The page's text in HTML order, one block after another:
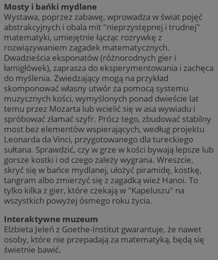
Mosty i bańki mydlane
Wystawa, poprzez zabawę, wprowadza w świat pojęć
abstrakcyjnych i obala mit "nieprzystępnej i trudnej"
matematyki, umiejętnie łącząc rozrywkę z
rozwiązywaniem zagadek matematycznych.
Dwadzieścia eksponatów (różnorodnych gier i
łamigłówek), zaprasza do eksperymentowania i zachęca
do myślenia. Zwiedzający mogą na przykład
skomponować własny utwór za pomocą systemu
muzycznych kości, wymyślonych ponad dwieście lat
temu przez Mozarta lub wcielić się w asa wywiadu i
spróbować złamać szyfr. Prócz tego, zbudować stabilny
most bez elementów wspierających, według projektu
Leonarda da Vinci, przygotowanego dla tureckiego
sułtana. Sprawdzić, czy w grze w kości bywają lepsze lub
gorsze kostki i od czego zależy wygrana. Wreszcie,
skryć się w bańce mydlanej, ułożyć piramidę, kostkę,
tangram albo zmierzyć się z zagadką wież Hanoi. To
tylko kilka z gier, które czekają w "Kapeluszu" na
wszystkich powyżej ósmego roku życia.
Interaktywne muzeum
Elżbieta Jeleń z Goethe-Institut gwarantuje, że nawet
osoby, które nie przepadają za matematyką, będą się
świetnie bawić.